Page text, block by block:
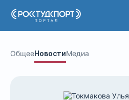
Порталстуденческого спорта
ОбщееНовостиМедиа